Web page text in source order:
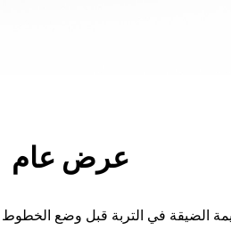
الأدوات
عرض عام